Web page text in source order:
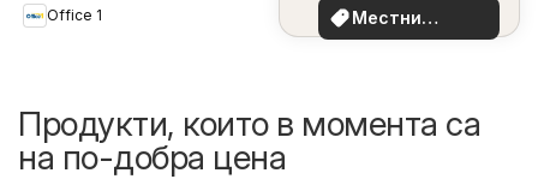
Office 1
Местни
оферти
Продукти, които в момента са
на по-добра цена